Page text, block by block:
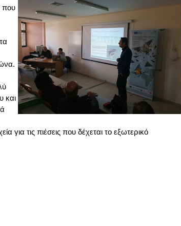
που
και
για τις πιέσεις που δέχεται το εξωτερικό